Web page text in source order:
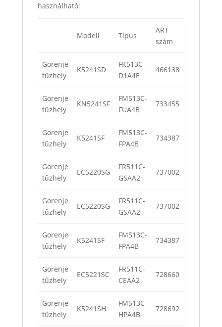
használható:
Modell Típus
ART
szám
Gorenje
tűzhely
K5241SD
FK513C-
D1A4E
466138
Gorenje
tűzhely
KN5241SF
FM513C-
FUA4B
733455
Gorenje
tűzhely
K5241SF
FM513C-
FPA4B
734387
Gorenje
tűzhely
EC5220SG
FR511C-
GSAA2
737002
Gorenje
tűzhely
EC5220SG
FR511C-
GSAA2
737002
Gorenje
tűzhely
K5241SF
FM513C-
FPA4B
734387
Gorenje
tűzhely
EC5221SC
FR511C-
CEAA2
728660
Gorenje
tűzhely
K5241SH
FM513C-
HPA4B
728692